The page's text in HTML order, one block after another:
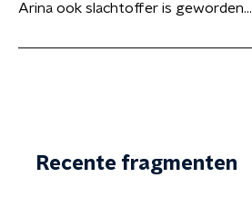
Arina ook slachtoffer is geworden...
Recente fragmenten